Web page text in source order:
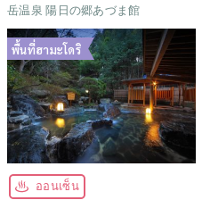
岳温泉 陽日の郷あづま館
พื้นที่ฮามะโดริ
ออนเซ็น